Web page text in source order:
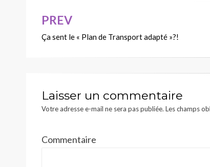
Navigation
de
PREV
Ça sent le « Plan de Transport adapté »?!
Laisser un commentaire
Votre adresse e-mail ne sera pas publiée. Les champs
Commentaire